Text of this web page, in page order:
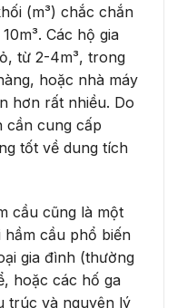
(m³) chắc chắn
Các hộ gia
từ 2-4m³, trong
hoặc nhà máy
hơn rất nhiều. Do
cần cung cấp
tốt về dung tích
cầu cũng là một
hầm cầu phổ biến
gia đình (thường
hoặc các hố ga
trúc và nguyên lý